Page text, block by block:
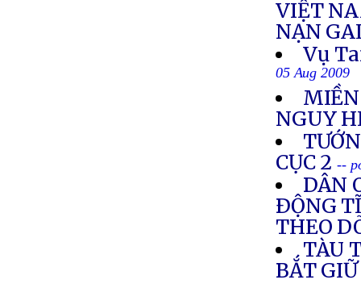
VIỆT
NẠN
Vụ
05 Aug 2009
NGUY
CỤC 2 --
DÂN
ÐỘNG
THEO
TÀU
BẮT